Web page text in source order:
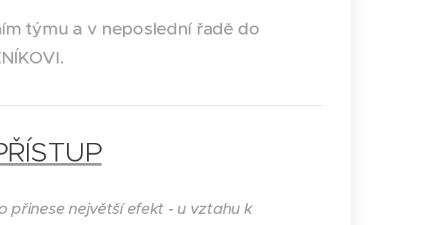
týmu a v neposlední řadě do
přinese největší efekt - u vztahu k